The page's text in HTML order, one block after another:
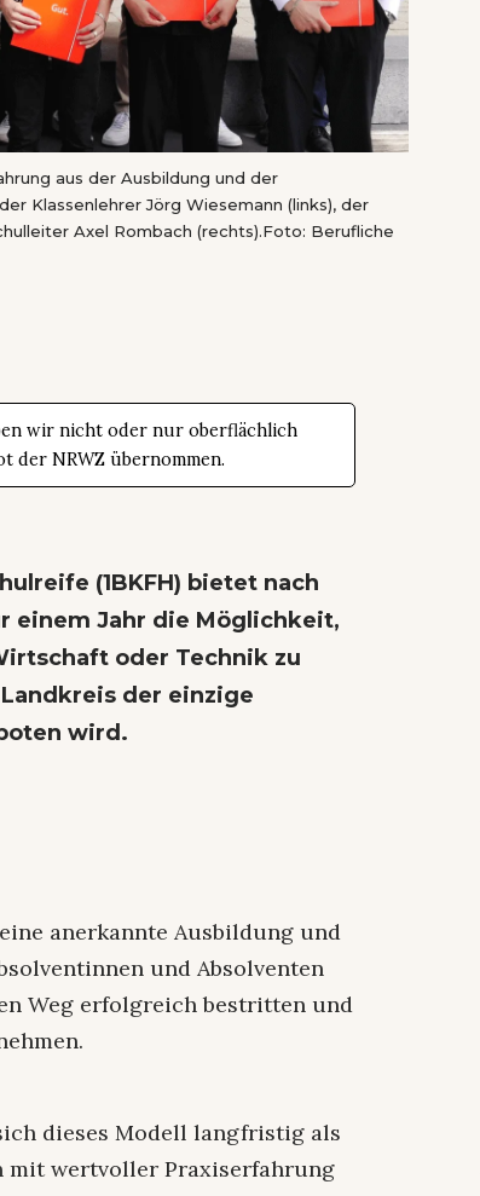
aus der Ausbildung und der
Klassenlehrer Jörg Wiesemann (links), der
Axel Rombach (rechts).Foto: Berufliche
wir nicht oder nur oberflächlich
der NRWZ übernommen.
(1BKFH) bietet nach
einem Jahr die Möglichkeit,
oder Technik zu
der einzige
wird.
anerkannte Ausbildung und
und Absolventen
Weg erfolgreich bestritten und
dieses Modell langfristig als
mit wertvoller Praxiserfahrung